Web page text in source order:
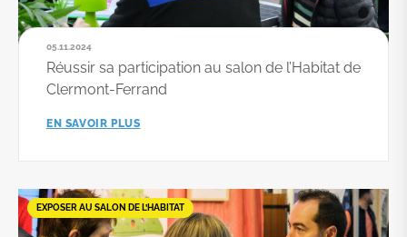
05.11.2024
Réussir sa participation au salon de l’Habitat de
Clermont-Ferrand
EN SAVOIR PLUS
EXPOSER AU SALON DE L’HABITAT